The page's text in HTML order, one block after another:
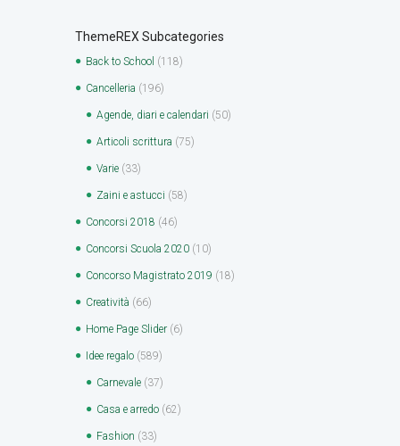
ThemeREX Subcategories
Back to School (118)
Cancelleria (196)
Agende, diari e calendari (50)
Articoli scrittura (75)
Varie (33)
Zaini e astucci (58)
Concorsi 2018 (46)
Concorsi Scuola 2020 (10)
Concorso Magistrato 2019 (18)
Creatività (66)
Home Page Slider (6)
Idee regalo (589)
Carnevale (37)
Casa e arredo (62)
Fashion (33)